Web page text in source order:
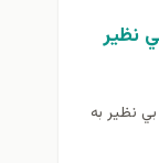
نظير
بي نظير به